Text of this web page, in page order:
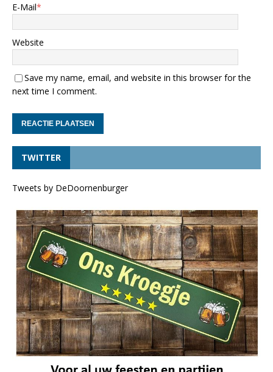
E-Mail*
Website
Save my name, email, and website in this browser for the
next time I comment.
TWITTER
Tweets by DeDoornenburger